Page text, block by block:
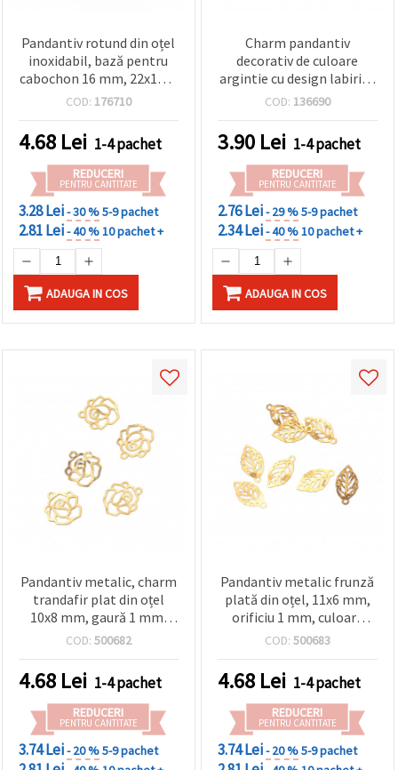
Pandantiv rotund din oțel
inoxidabil, bază pentru
cabochon 16 mm, 22x18x2
mm, orificiu 1 mm,
pentru bijuterii handmade
DIY și accesorii decorative
COD: 176710
4.68 Lei 1-4 pachet
REDUCERI
PENTRU CANTITATE
3.28 Lei- 30 %5-9 pachet
2.81 Lei- 40 %10 pachet +
ADAUGA IN COS
Charm pandantiv
decorativ de culoare
argintie cu design labirint
în relief, 10 x 0,5 mm,
COD: 136690
3.90 Lei 1-4 pachet
REDUCERI
PENTRU CANTITATE
2.76 Lei- 29 %5-9 pachet
2.34 Lei- 40 %10 pachet +
ADAUGA IN COS
Pandantiv metalic, charm
trandafir plat din oțel
10x8 mm, gaură 1 mm,
culoare auriu antic - 2 g
COD: 500682
4.68 Lei 1-4 pachet
REDUCERI
PENTRU CANTITATE
3.74 Lei- 20 %5-9 pachet
Pandantiv metalic frunză
plată din oțel, 11x6 mm,
orificiu 1 mm, culoare
auriu antichizat - 2 g (~40
COD: 500683
4.68 Lei 1-4 pachet
REDUCERI
PENTRU CANTITATE
3.74 Lei- 20 %5-9 pachet